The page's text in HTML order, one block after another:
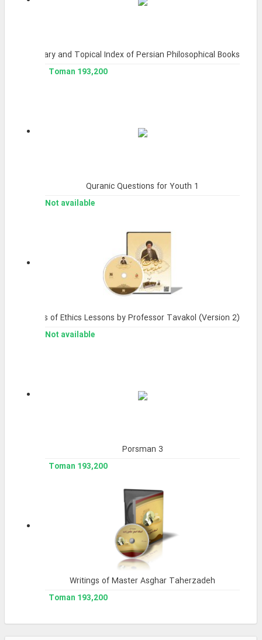
A Library and Topical Index of Persian Philosophical Books.
193,200 Toman
Quranic Questions for Youth 1
Not available
Series of Ethics Lessons by Professor Tavakol (Version 2).
Not available
Porsman 3
193,200 Toman
Writings of Master Asghar Taherzadeh
193,200 Toman